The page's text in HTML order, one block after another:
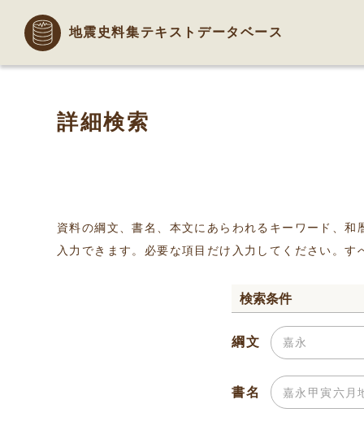
地震史料集テキストデータベース
詳細検索
資料の綱文、書名、本文にあらわれるキーワード、
入力できます。必要な項目だけ入力してください。
検索条件
綱文
書名